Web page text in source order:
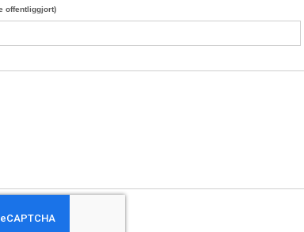
offentliggjort)